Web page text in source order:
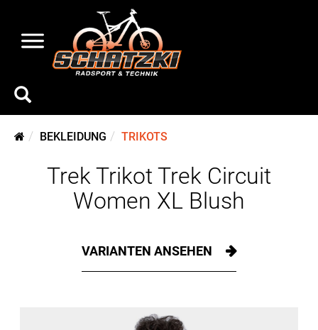
BEKLEIDUNG TRIKOTS
Trek Trikot Trek Circuit
Women XL Blush
VARIANTEN ANSEHEN